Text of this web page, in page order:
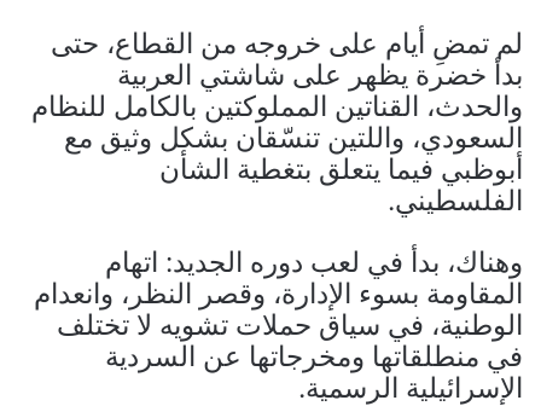
لم تمضِ أيام على خروجه من القطاع، حتى
بدأ خضرة يظهر على شاشتي العربية
والحدث، القناتين المملوكتين بالكامل للنظام
السعودي، واللتين تنسّقان بشكل وثيق مع
أبوظبي فيما يتعلق بتغطية الشأن
الفلسطيني.
وهناك، بدأ في لعب دوره الجديد: اتهام
المقاومة بسوء الإدارة، وقصر النظر، وانعدام
الوطنية، في سياق حملات تشويه لا تختلف
في منطلقاتها ومخرجاتها عن السردية
الإسرائيلية الرسمية.